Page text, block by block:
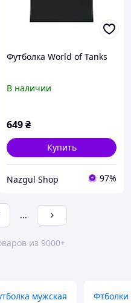
Футболка World of Tanks
В наличии
649₴
Купить
Nazgul Shop 97%
...
из 9000+
мужская Фтболки